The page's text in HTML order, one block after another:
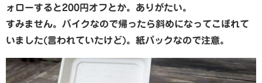
ォローすると200円オフとか。ありがたい。
すみません。バイクなので帰ったら斜めになってこぼれて
いました(言われていたけど)。紙パックなので注意。